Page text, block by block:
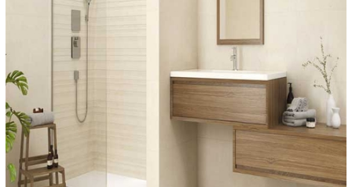
1. Thu thập thông tin cá nhân
- Chúng tôi thu thập, lưu trữ và xử lý thông tin của bạn cho quá
trình mua hàng và cho những thông báo sau này liên quan đến
đơn hàng, và để cung cấp dịch vụ, bao gồm một số thông tin cá
nhân: danh hiệu, tên, giới tính, ngày sinh, email, địa chỉ, địa chỉ
giao hàng, số điện thoại, fax, chi tiết thanh toán, chi tiết thanh
toán bằng thẻ hoặc chi tiết tài khoản ngân hàng.
- Chúng tôi sẽ dùng thông tin quý khách đã cung cấp để xử lý
đơn đặt hàng, cung cấp các dịch vụ và thông tin yêu cầu thông